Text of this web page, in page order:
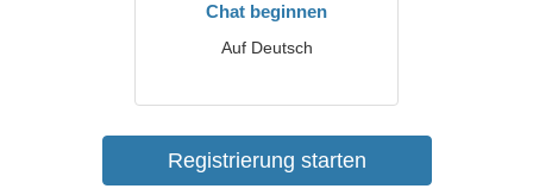
Chat beginnen
Auf Deutsch
Registrierung starten